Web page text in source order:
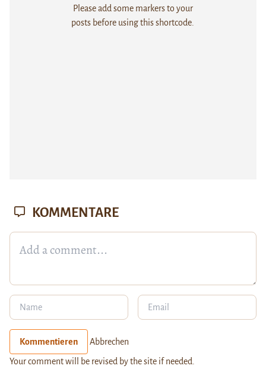
Please add some markers to your
posts before using this shortcode.
KOMMENTARE
Kommentieren Abbrechen
Your comment will be revised by the site if needed.